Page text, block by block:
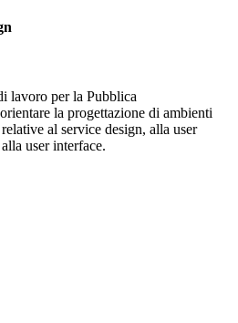
lavoro per la Pubblica
la progettazione di ambienti
al service design, alla user
user interface.